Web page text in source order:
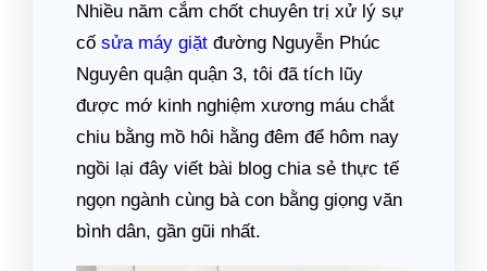
Nhiều năm cắm chốt chuyên trị xử lý sự
cố sửa máy giặt đường Nguyễn Phúc
Nguyên quận quận 3, tôi đã tích lũy
được mớ kinh nghiệm xương máu chắt
chiu bằng mồ hôi hằng đêm để hôm nay
ngồi lại đây viết bài blog chia sẻ thực tế
ngọn ngành cùng bà con bằng giọng văn
bình dân, gần gũi nhất.